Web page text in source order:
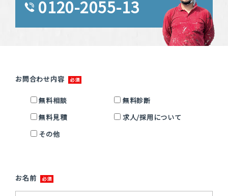
0120-2055-13
お問合わせ内容
無料相談
無料診断
無料見積
求人/採用について
その他
お名前